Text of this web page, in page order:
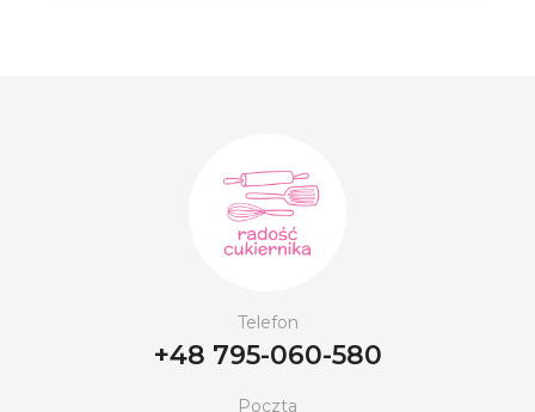
Telefon
+48 795-060-580
Poczta